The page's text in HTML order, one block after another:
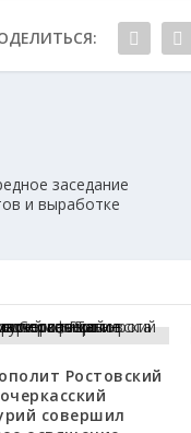
заседание
и выработке
Ростовский
совершил